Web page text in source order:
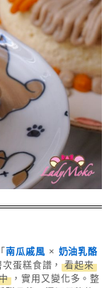
南瓜戚風 × 奶油乳酪
次蛋糕食譜， 看起來
，實用又變化多。整